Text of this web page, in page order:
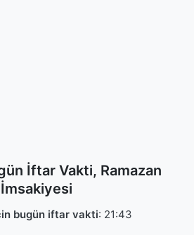
İftar Vakti, Ramazan
İmsakiyesi
bugün iftar vakti: 21:43